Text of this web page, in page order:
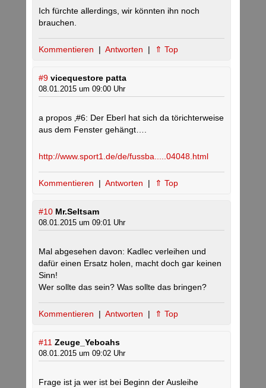
Ich fürchte allerdings, wir könnten ihn noch
brauchen.
Kommentieren | Antworten | ⇑ Top
#9 vicequestore patta
08.01.2015 um 09:00 Uhr
a propos ‚#6: Der Eberl hat sich da törichterweise
aus dem Fenster gehängt….
http://www.sport1.de/de/fussba.....04048.html
Kommentieren | Antworten | ⇑ Top
#10 Mr.Seltsam
08.01.2015 um 09:01 Uhr
Mal abgesehen davon: Kadlec verleihen und
dafür einen Ersatz holen, macht doch gar keinen
Sinn!
Wer sollte das sein? Was sollte das bringen?
Kommentieren | Antworten | ⇑ Top
#11 Zeuge_Yeboahs
08.01.2015 um 09:02 Uhr
Frage ist ja wer ist bei Beginn der Ausleihe